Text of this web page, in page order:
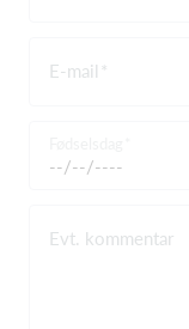
E-mail
Evt. kommentar